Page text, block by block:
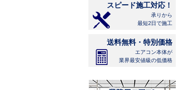
スピード施工対応！
承りから
最短2日で施工
送料無料・特別価格
エアコン本体が
業界最安値級の低価格